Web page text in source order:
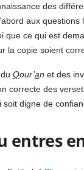
des
aux
que ce qui est
la copie soient
Qour’an et des
correcte des
digne de
entres